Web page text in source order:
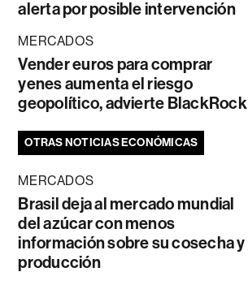
alerta por posible intervención
MERCADOS
Vender euros para comprar
yenes aumenta el riesgo
geopolítico, advierte BlackRock
OTRAS NOTICIAS ECONÓMICAS
MERCADOS
Brasil deja al mercado mundial
del azúcar con menos
información sobre su cosecha y
producción